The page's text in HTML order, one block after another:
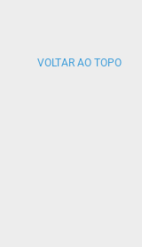
VOLTAR AO TOPO